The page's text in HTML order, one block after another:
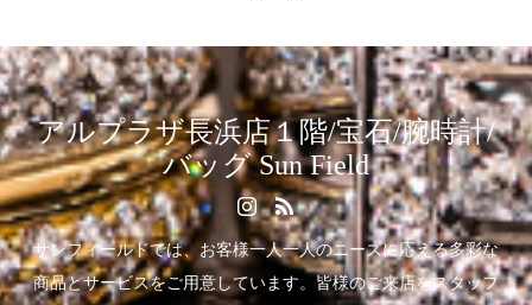
アルプラザ長浜店１階/宝石/腕時計/
バッグ Sun Field
サンフィールドでは、お客様一人一人のニーズに応える多彩な
商品とサービスをご用意しています。皆様のご来店をスタッフ